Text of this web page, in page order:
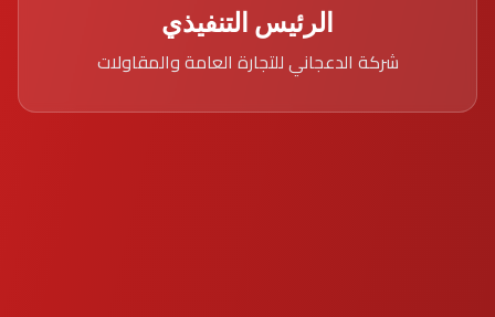
الرئيس التنفيذي
شركة الدعجاني للتجارة العامة والمقاولات